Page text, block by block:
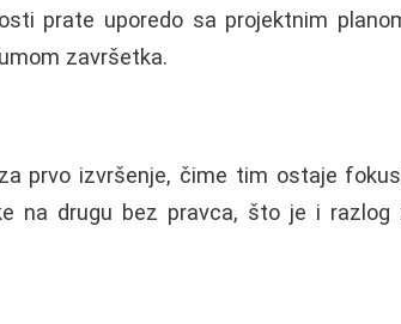
prate uporedo sa projektnim
završetka.
prvo izvršenje, čime tim ostaje
na drugu bez pravca, što je i